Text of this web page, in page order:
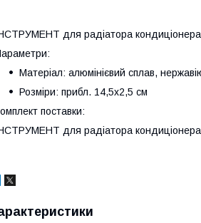
для радіатора
Матеріал: алюмінієвий сплав,
Розміри: прибл. 14,5x2,5 см
поставки:
для радіатора